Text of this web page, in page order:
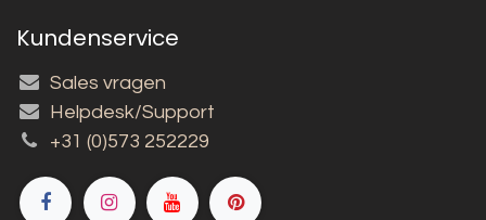
Kundenservice
Sales vragen
Helpdesk/Support
+31 (0)573 252229